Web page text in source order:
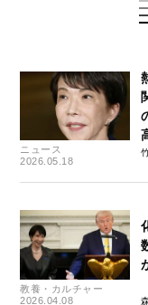
ニュース
2026.05.18
教養・カルチャー
2026.04.08